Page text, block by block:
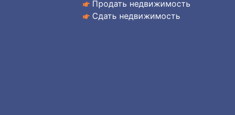
Продать недвижимость
Сдать недвижимость